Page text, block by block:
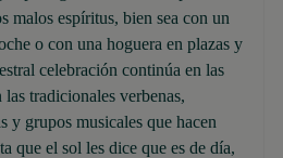
malos espíritus, bien sea con un
o con una hoguera en plazas y
celebración continúa en las
tradicionales verbenas,
y grupos musicales que hacen
que el sol les dice que es de día,